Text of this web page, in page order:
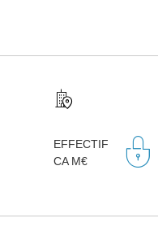
EFFECTIF
CA M€